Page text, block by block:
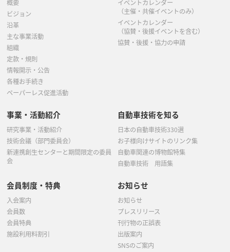
概要
ビジョン
沿革
主な事業活動
組織
定款・規則
情報開示・公告
各種お手続き
ペーパーレス促進活動
イベントカレンダー
（主催・共催イベントのみ）
イベントカレンダー
（協賛・後援イベントを含む）
協賛・後援・協力の申請
事業・活動紹介
研究事業・活動紹介
技術会議（部門委員会）
新連携創生センターと期間限定の委員
会
自動車技術を知る
日本の自動車技術330選
お子様向けサイトのリンク集
自動車関連の博物館特集
自動車技術 用語集
会員制度・特典
入会案内
会員数
会員特典
施設利用料割引
お知らせ
お知らせ
プレスリリース
刊行物の正誤表
出版案内
SNSのご案内